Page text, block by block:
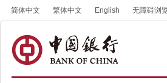
简体中文 繁体中文 English 无障碍浏